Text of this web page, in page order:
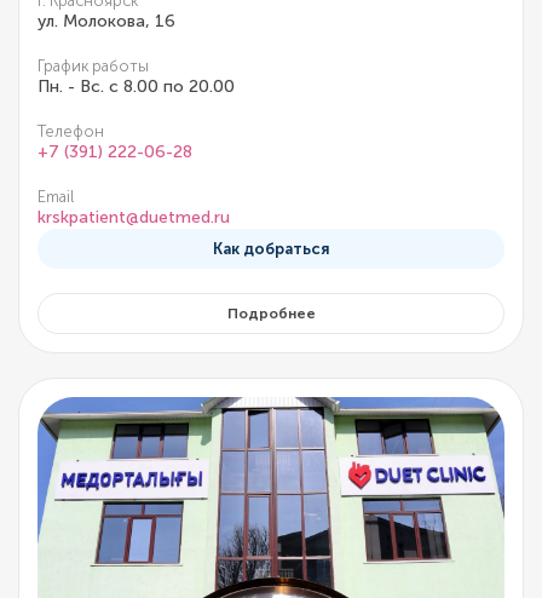
ул. Молокова, 16
График работы
Пн. - Вс. с 8.00 по 20.00
Телефон
+7 (391) 222-06-28
Email
krskpatient@duetmed.ru
Как добраться
Подробнее